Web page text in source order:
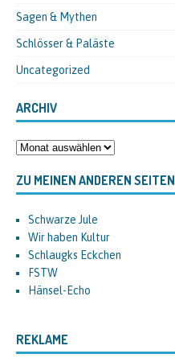
Sagen & Mythen
Schlösser & Paläste
Uncategorized
ARCHIV
ZU MEINEN ANDEREN SEITEN
Schwarze Jule
Wir haben Kultur
Schlaugks Eckchen
FSTW
Hänsel-Echo
REKLAME